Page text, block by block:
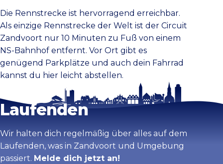
Die Rennstrecke ist hervorragend erreichbar.
Als einzige Rennstrecke der Welt ist der Circuit
Zandvoort nur 10 Minuten zu Fuß von einem
NS-Bahnhof entfernt. Vor Ort gibt es
genügend Parkplätze und auch dein Fahrrad
kannst du hier leicht abstellen.
Bleib auf dem
Laufenden
Wir halten dich regelmäßig über alles auf dem
Laufenden, was in Zandvoort und Umgebung
passiert. Melde dich jetzt an!